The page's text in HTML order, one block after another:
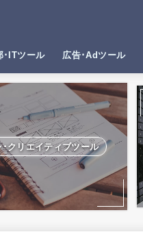
･ITツール 広告･Adツール
･クリエイティブツール